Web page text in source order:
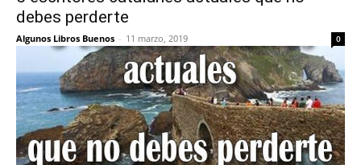
debes perderte
Algunos Libros Buenos - 11 marzo, 2019 0